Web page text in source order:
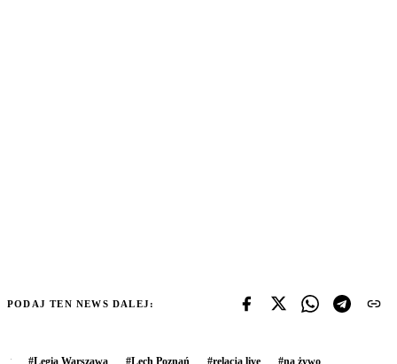
PODAJ TEN NEWS DALEJ:
#Legia Warszawa #Lech Poznań #relacja live #na żywo